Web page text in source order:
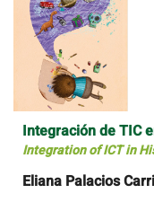
Integración de TIC
Integration of ICT in
Eliana Palacios